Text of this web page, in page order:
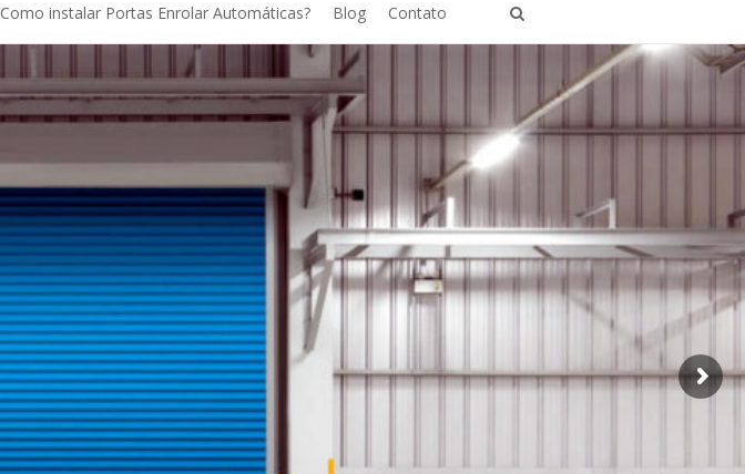
Como instalar Portas Enrolar Automáticas? Blog Contato